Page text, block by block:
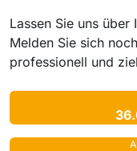
Lassen Sie uns
Melden Sie sich
professionell und